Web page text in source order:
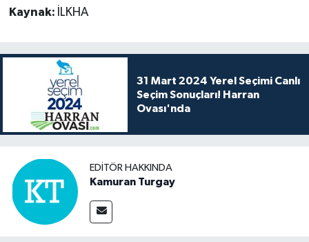
Kaynak: İLKHA
31 Mart 2024 Yerel Seçimi Canlı
Seçim Sonuçları! Harran
Ovası'nda
EDITÖR HAKKINDA
Kamuran Turgay